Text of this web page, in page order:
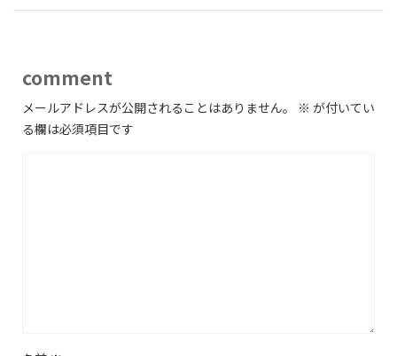
comment
メールアドレスが公開されることはありません。 ※ が付いてい
る欄は必須項目です